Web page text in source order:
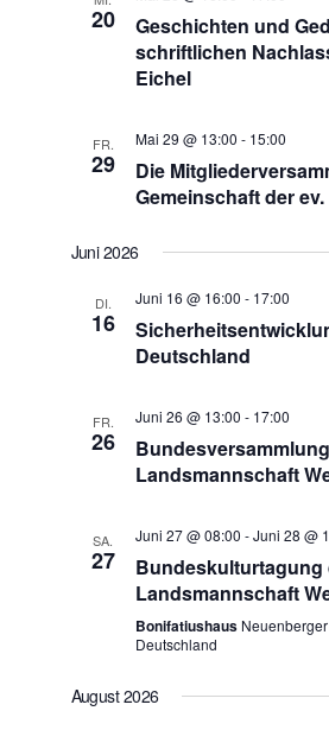
20
Geschichten und
schriftlichen
Eichel
FR.
29
Mai 29 @ 13:00 - 15:00
Die
Gemeinschaft der
Juni 2026
DI.
16
Juni 16 @ 16:00 - 17:00
Deutschland
FR.
26
Juni 26 @ 13:00 - 17:00
Landsmannschaft
SA.
27
Juni 27 @ 08:00 -Juni 28 @
Bundeskulturtagung
Landsmannschaft
Bonifatiushaus
Deutschland
August 2026